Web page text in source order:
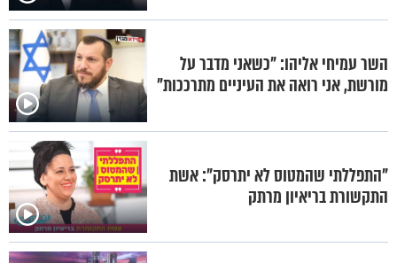
השר עמיחי אליהו: "כשאני מדבר על
מורשת, אני רואה את העיניים מתרככות"
"התפללתי שהמטוס לא יתרסק": אשת
התקשורת בריאיון מרתק